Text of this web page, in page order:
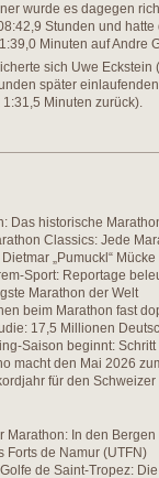
wurde es dagegen
Stunden und
Minuten auf Andre
sich Uwe
später
Minuten zurück).
Das historische
Classics: Jede
„Pumuckl“ Mücke
Sport: Reportage
Marathon der Welt
beim Marathon fast
17,5 Millionen
Saison beginnt: Schritt
macht den Mai 2026
für den Schweizer
Marathon: In den
Forts de Namur (UTFN)
de Saint-Tropez: